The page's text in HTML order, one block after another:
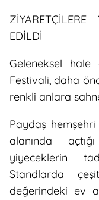
EDİLDİ
Geleneksel hale
Festivali, daha
renkli anlara
Paydaş
alanında
yiyeceklerin
Standlarda
değerindeki ev